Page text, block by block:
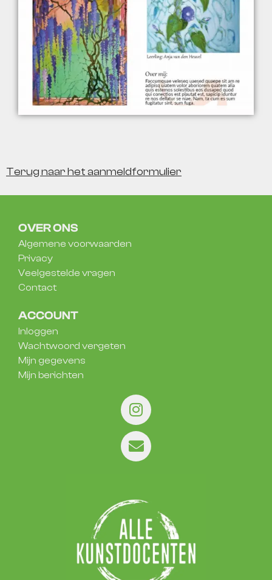
Terug naar het aanmeldformulier
OVER ONS
Algemene voorwaarden
Privacy
Veelgestelde vragen
Contact
ACCOUNT
Inloggen
Wachtwoord vergeten
Mijn gegevens
Mijn berichten